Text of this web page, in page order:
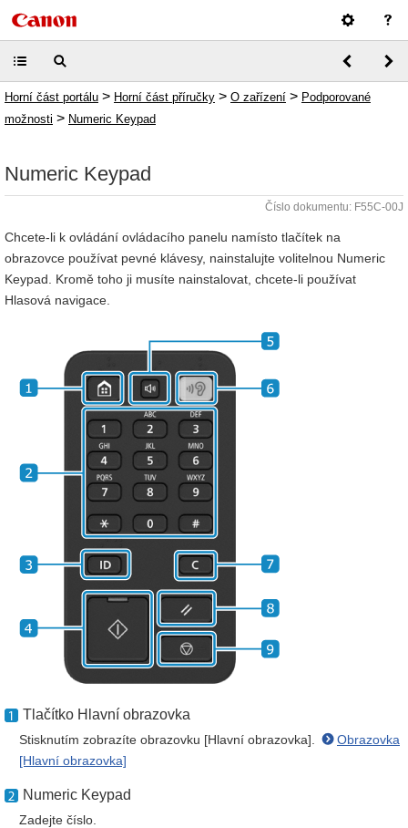
Horní část portálu > Horní část příručky > O zařízení > Podporované
možnosti > Numeric Keypad
Numeric Keypad
Číslo dokumentu: F55C-00J
Chcete-li k ovládání ovládacího panelu namísto tlačítek na
obrazovce používat pevné klávesy, nainstalujte volitelnou Numeric
Keypad. Kromě toho ji musíte nainstalovat, chcete-li používat
Hlasová navigace.
Tlačítko Hlavní obrazovka
Stisknutím zobrazíte obrazovku [Hlavní obrazovka].
Obrazovka
[Hlavní obrazovka]
Numeric Keypad
Zadejte číslo.